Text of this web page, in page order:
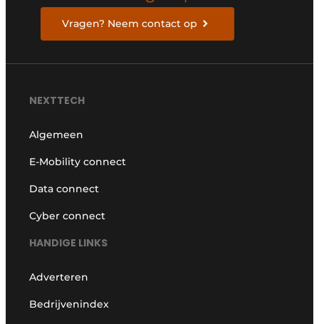
Vragen? Neem contact op
NEXTTECH
Algemeen
E-Mobility connect
Data connect
Cyber connect
HANDIGE LINKS
Adverteren
Bedrijvenindex